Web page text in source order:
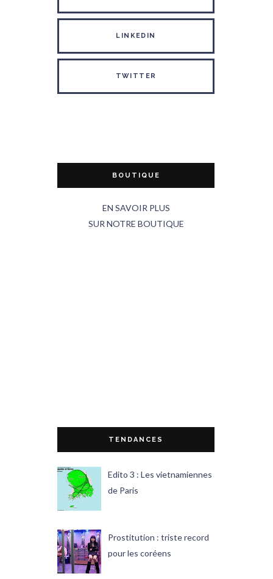
LINKEDIN
TWITTER
BOUTIQUE
EN SAVOIR PLUS
SUR NOTRE BOUTIQUE
TENDANCES
Edito 3 : Les vietnamiennes
de Paris
Prostitution : triste record
pour les coréens